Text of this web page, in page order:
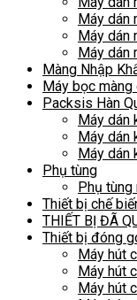
Máy dán
Máy dán
Máy dán
Màng Nhập
Máy bọc màng
Packsis Hàn
Máy dán
Máy dán
Máy dán
Phụ tùng
Phụ tùng
Thiết bị chế
THIẾT BỊ ĐÃ
Thiết bị đóng
Máy hút
Máy hút
Máy hút